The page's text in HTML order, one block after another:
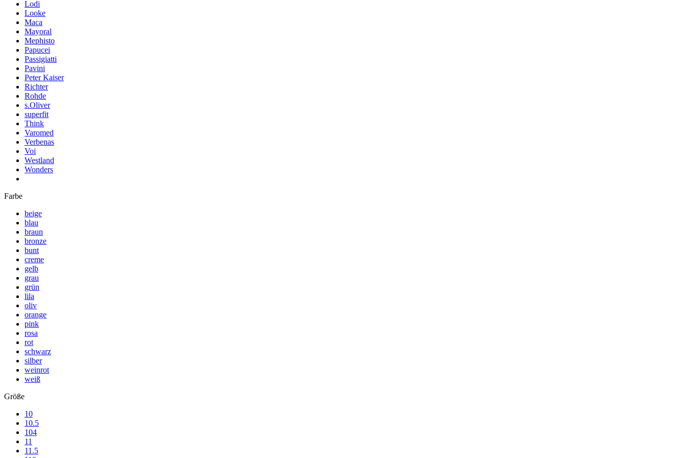
Lodi
Looke
Maca
Mayoral
Mephisto
Papucei
Passigiatti
Pavini
Peter Kaiser
Richter
Rohde
s.Oliver
superfit
Think
Varomed
Verbenas
Voi
Westland
Wonders
Farbe
beige
blau
braun
bronze
bunt
creme
gelb
grau
grün
lila
oliv
orange
pink
rosa
rot
schwarz
silber
weinrot
weiß
Größe
10
10.5
104
11
11.5